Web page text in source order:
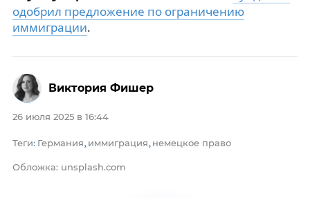
одобрил предложение по ограничению
иммиграции.
26 июля 2025 в 16:44
Теги: Германия, иммиграция, немецкое право
Обложка: unsplash.com
Виктория Фишер